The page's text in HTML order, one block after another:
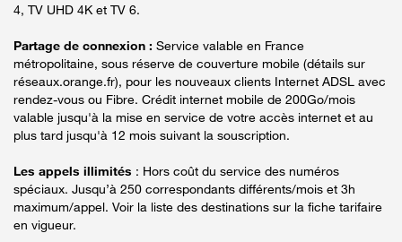
4, TV UHD 4K et TV 6.
Partage de connexion : Service valable en France
métropolitaine, sous réserve de couverture mobile (détails sur
réseaux.orange.fr), pour les nouveaux clients Internet ADSL avec
rendez-vous ou Fibre. Crédit internet mobile de 200Go/mois
valable jusqu'à la mise en service de votre accès internet et au
plus tard jusqu'à 12 mois suivant la souscription.
Les appels illimités : Hors coût du service des numéros
spéciaux. Jusqu’à 250 correspondants différents/mois et 3h
maximum/appel. Voir la liste des destinations sur la fiche tarifaire
en vigueur.